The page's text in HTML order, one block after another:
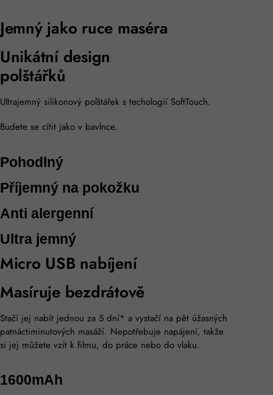
Jemný jako ruce maséra
Unikátní design
polštářků
Ultrajemný silikonový polštářek s techologií SoftTouch.
Budete se cítit jako v bavlnce.
Pohodlný
Příjemný na pokožku
Anti alergenní
Ultra jemný
Micro USB nabíjení
Masíruje bezdrátově
Stačí jej nabít jednou za 5 dní* a vystačí na pět úžasných
patnáctiminutových masáží. Nepotřebuje napájení, takže
si jej můžete vzít k filmu, do práce nebo do vlaku.
1600mAh